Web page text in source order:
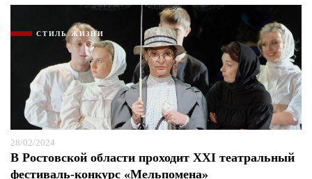
СТИЛЬ ЖИЗНИ
28/02/2024
В Ростовской области проходит XXI театральный
фестиваль-конкурс «Мельпомена»